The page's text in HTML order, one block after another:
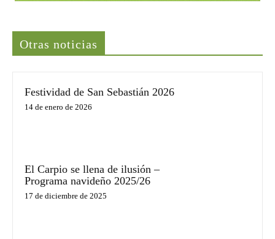
Otras noticias
Festividad de San Sebastián 2026
14 de enero de 2026
El Carpio se llena de ilusión –
Programa navideño 2025/26
17 de diciembre de 2025